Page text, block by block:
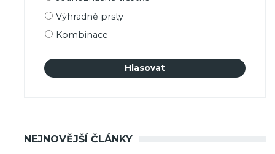
Výhradně prsty
Kombinace
NEJNOVĚJŠÍ ČLÁNKY